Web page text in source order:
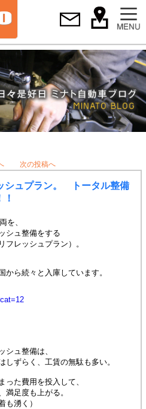
次の投稿へ
シュプラン。 トータル整備
を、
シュ整備をする
フレッシュプラン）。
ら続々と入庫しています。
シュ整備は、
ずらく、工賃の無駄も多い。
った費用を投入して、
満足度も上がる。
も湧く）